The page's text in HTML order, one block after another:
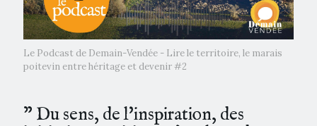
Le Podcast de Demain-Vendée - Lire le territoire, le marais
poitevin entre héritage et devenir #2
” Du sens, de l'inspiration, des